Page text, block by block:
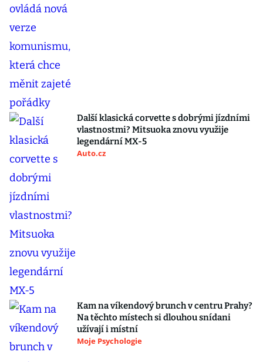
Další klasická corvette s dobrými jízdními
vlastnostmi? Mitsuoka znovu využije
legendární MX-5
Auto.cz
Kam na víkendový brunch v centru Prahy?
Na těchto místech si dlouhou snídani
užívají i místní
Moje Psychologie